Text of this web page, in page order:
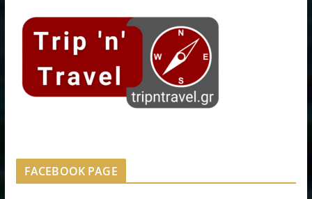
FACEBOOK PAGE